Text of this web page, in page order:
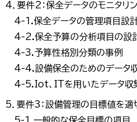
4．要件2：保全データのモニタリ
4-1.保全データの管理項目設
4-2.保全予算の分析項目の設
4-3.予算性格別分類の事例
4-4.設備保全のためのデータ収
4-5.Iot、ITを用いたデータ収
5．要件3：設備管理の目標値を適
5-1.一般的な保全目標の項目